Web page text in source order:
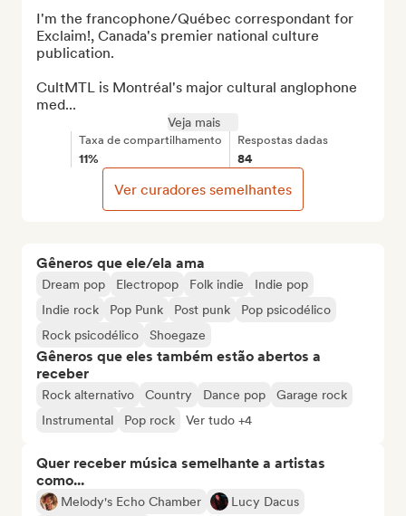
Gêneros que ele/ela ama
Dream pop Electropop Folk indie
Indie pop
Indie rock
Pop Punk Post punk
Pop psicodélico
Rock psicodélico
Shoegaze
Gêneros que eles também estão abertos a
receber
Rock alternativo Country Dance pop
Garage rock
Instrumental
Pop rock Ver tudo +4
Quer receber música semelhante a artistas
como...
Melody's Echo Chamber
Lucy Dacus
I'm the francophone/Québec correspondant for
Exclaim!, Canada's premier national culture
publication.
CultMTL is Montréal's major cultural anglophone
med...
Veja mais
Taxa de compartilhamento
11%
Respostas dadas
84
Ver curadores semelhantes